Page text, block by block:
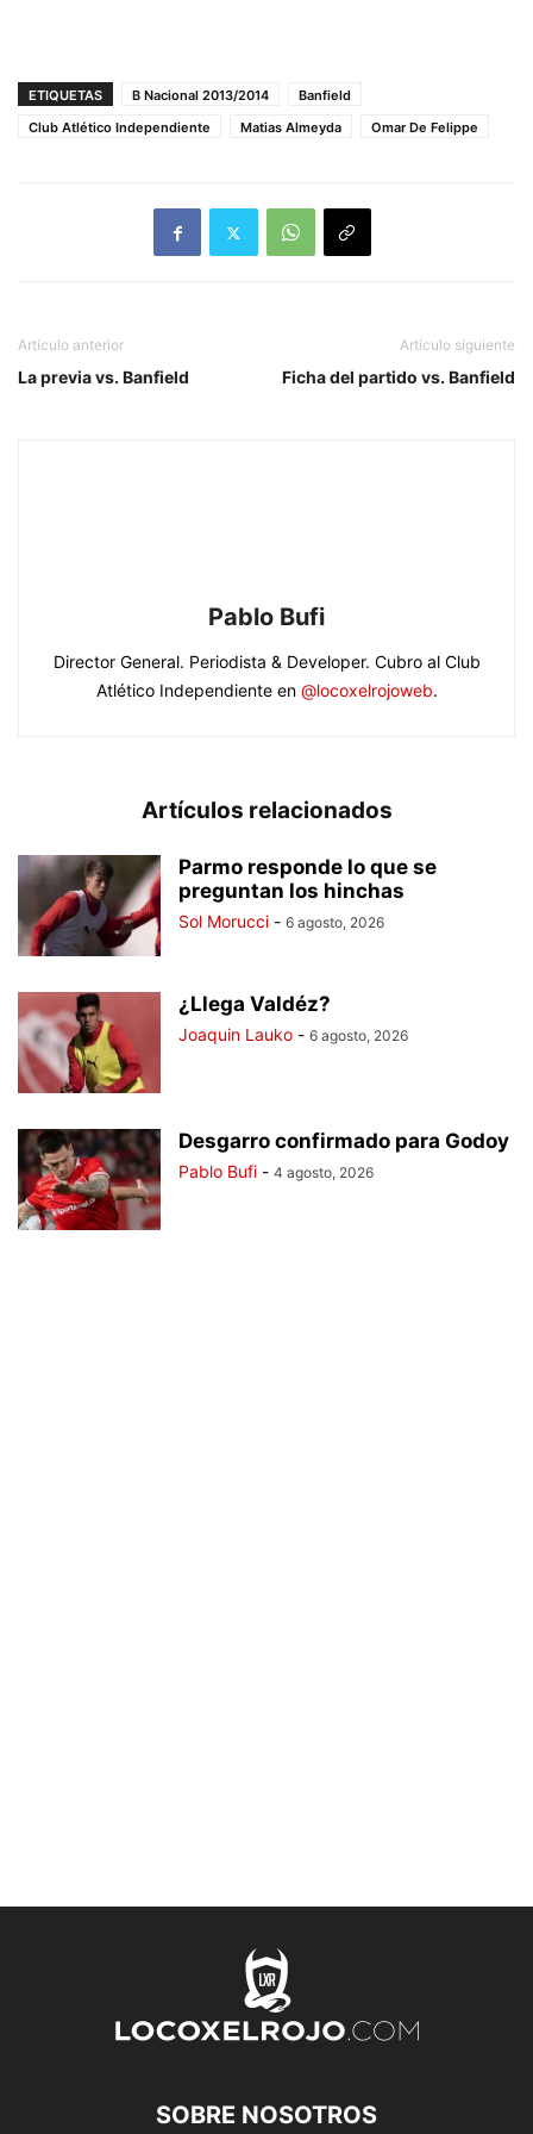
ETIQUETAS B Nacional 2013/2014
Banfield
Club Atlético Independiente
Matias Almeyda Omar De Felippe
Artículo anterior
La previa vs. Banfield
Artículo siguiente
Ficha del partido vs. Banfield
Pablo Bufi
Director General. Periodista & Developer. Cubro al Club
Atlético Independiente en @locoxelrojoweb.
Artículos relacionados
Parmo responde lo que se
preguntan los hinchas
Sol Morucci - 6 agosto, 2026
¿Llega Valdéz?
Joaquin Lauko - 6 agosto, 2026
Desgarro confirmado para Godoy
Pablo Bufi - 4 agosto, 2026
SOBRE NOSOTROS